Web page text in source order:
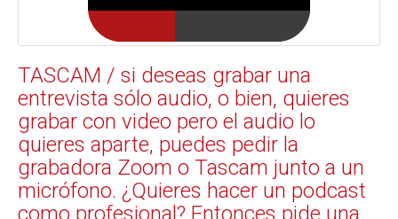
TASCAM / si deseas grabar una
entrevista sólo audio, o bien, quieres
grabar con video pero el audio lo
quieres aparte, puedes pedir la
grabadora Zoom o Tascam junto a un
micrófono. ¿Quieres hacer un podcast
como profesional? Entonces pide una